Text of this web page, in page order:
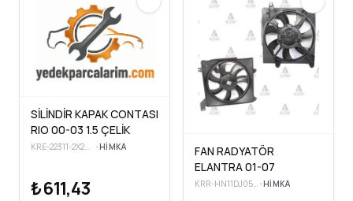
SİLİNDİR KAPAK CONTASI
RIO 00-03 1.5 ÇELİK
KRE-22311-2X200 •HIMKA
₺611,43
FAN RADYATÖR
ELANTRA 01-07
KRR-HN11DJ0524 •HIMKA